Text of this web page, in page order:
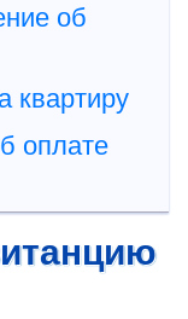
об
квартиру
оплате